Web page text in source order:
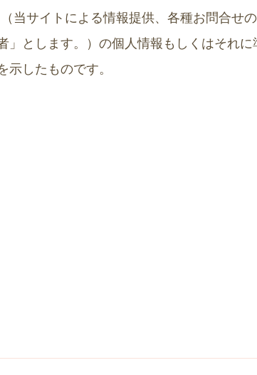
当サイトによる情報提供、各種お問合せ
」とします。）の個人情報もしくはそれ
示したものです。